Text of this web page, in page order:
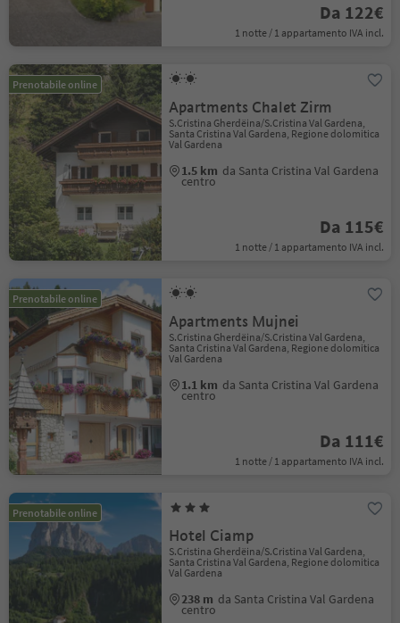
Da 122€
1 notte / 1 appartamento IVA incl.
Prenotabile online
Apartments Chalet Zirm
S.Cristina Gherdëina/S.Cristina Val Gardena,
Santa Cristina Val Gardena, Regione dolomitica
Val Gardena
1.5 km da Santa Cristina Val Gardena
centro
Da 115€
1 notte / 1 appartamento IVA incl.
Prenotabile online
Apartments Mujnei
S.Cristina Gherdëina/S.Cristina Val Gardena,
Santa Cristina Val Gardena, Regione dolomitica
Val Gardena
1.1 km da Santa Cristina Val Gardena
centro
Da 111€
1 notte / 1 appartamento IVA incl.
Prenotabile online
Hotel Ciamp
S.Cristina Gherdëina/S.Cristina Val Gardena,
Santa Cristina Val Gardena, Regione dolomitica
Val Gardena
238 m da Santa Cristina Val Gardena
centro